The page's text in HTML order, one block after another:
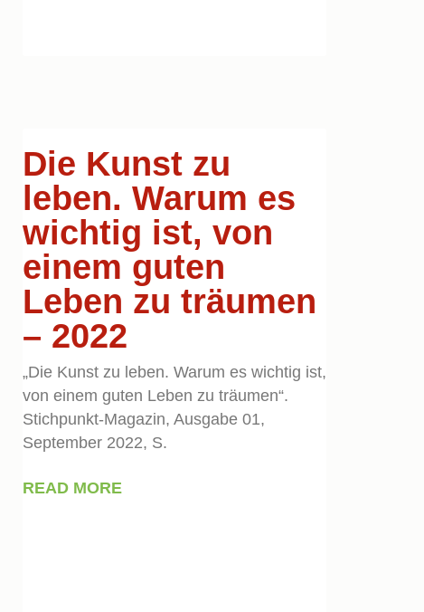
Die Kunst zu
leben. Warum es
wichtig ist, von
einem guten
Leben zu träumen
– 2022
„Die Kunst zu leben. Warum es wichtig ist,
von einem guten Leben zu träumen“.
Stichpunkt-Magazin, Ausgabe 01,
September 2022, S.
READ MORE